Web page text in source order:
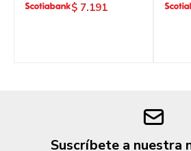
$ 7.191
Suscríbete a nuestra